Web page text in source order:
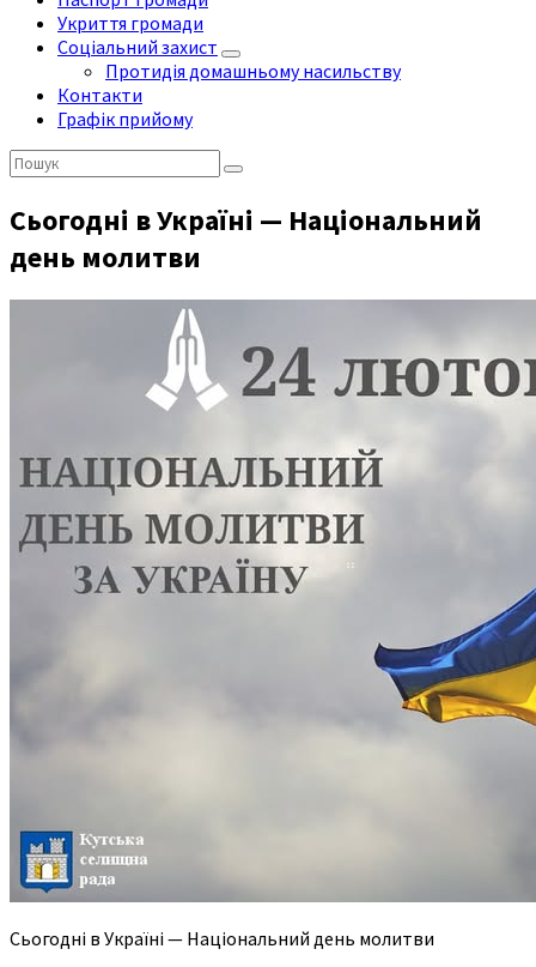
Укриття громади
Соціальний захист
Протидія домашньому насильству
Контакти
Графік прийому
Пошук:
Сьогодні в Україні — Національний
день молитви
Сьогодні в Україні — Національний день молитви